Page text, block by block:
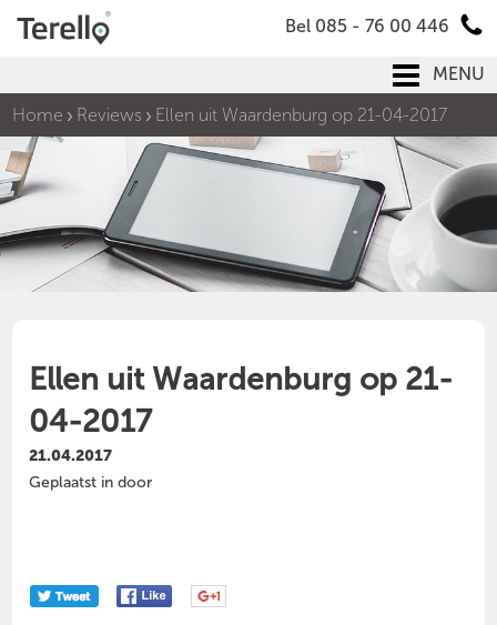
Bel 085 - 76 00 446
MENU
Home
Reviews Ellen uit Waardenburg op 21-04-2017
Ellen uit Waardenburg op 21-
04-2017
21.04.2017
Geplaatst in door